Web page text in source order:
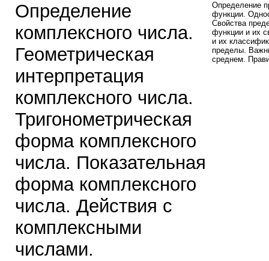
Определение
комплексного числа.
Геометрическая
интерпретация
комплексного числа.
Тригонометрическая
форма комплексного
числа. Показательная
форма комплексного
числа. Действия с
комплексными
числами.
Определение
функции.
Свойства
функции и их
и их
пределы.
среднем.